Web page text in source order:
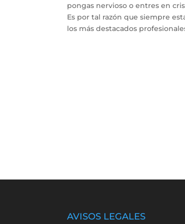
pongas nervioso o entres en
Es por tal razón que siempre
los más destacados
AVISOS LEGALES